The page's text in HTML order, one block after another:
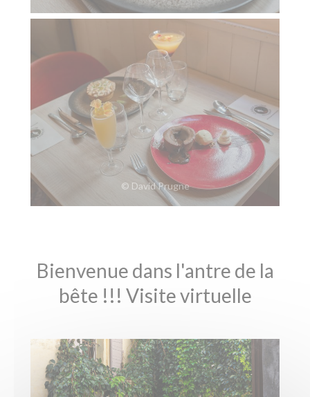
© David Prugne
Bienvenue dans l'antre de la
bête !!! Visite virtuelle